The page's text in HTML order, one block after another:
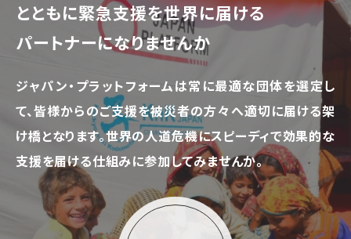
とともに緊急支援を世界に届ける
パートナーになりませんか
ジャパン・プラットフォームは常に最適な団体を選定し
て、皆様からのご支援を被災者の方々へ適切に届ける架
け橋となります。世界の人道危機にスピーディで効果的な
支援を届ける仕組みに参加してみませんか。